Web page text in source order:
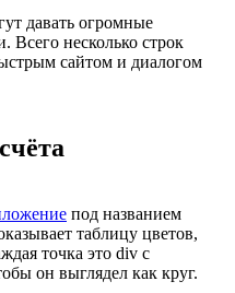
давать огромные
Всего несколько строк
сайтом и диалогом
под названием
таблицу цветов,
точка это div с
он выглядел как круг.